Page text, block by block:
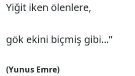
Yiğit iken ölenlere,
gök ekini biçmiş gibi...”
(Yunus Emre)